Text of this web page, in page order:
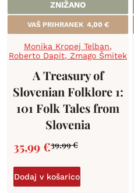
ZNIŽANO
VAŠ PRIHRANEK 4,00 €
Monika Kropej Telban,
Roberto Dapit, Zmago Šmitek
A Treasury of
Slovenian Folklore 1:
101 Folk Tales from
Slovenia
39,99€
35,99€
Dodaj v košarico